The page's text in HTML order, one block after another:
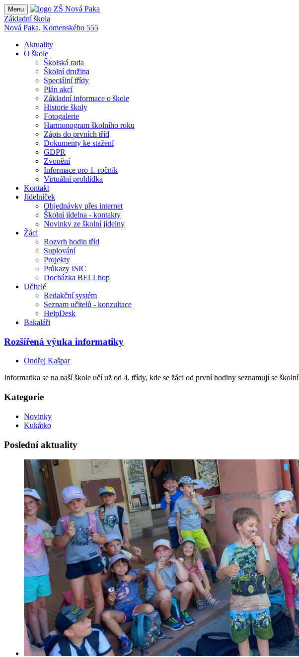
Menu
Základní škola
Nová Paka, Komenského 555
Aktuality
O škole
Školská rada
Školní družina
Speciální třídy
Plán akcí
Základní informace o škole
Historie školy
Fotogalerie
Harmonogram školního roku
Zápis do prvních tříd
Dokumenty ke stažení
GDPR
Zvonění
Informace pro 1. ročník
Virtuální prohlídka
Kontakt
Jídelníček
Objednávky přes internet
Školní jídelna - kontakty
Novinky ze školní jídelny
Žáci
Rozvrh hodin tříd
Suplování
Projekty
Průkazy ISIC
Docházka BELLhop
Učitelé
Redakční systém
Seznam učitelů - konzultace
HelpDesk
Bakaláři
Rozšířená výuka informatiky
Ondřej Kašpar
Informatika se na naší škole učí už od 4. třídy, kde se žáci od první hodiny seznamují se
Kategorie
Novinky
Kukátko
Poslední aktuality